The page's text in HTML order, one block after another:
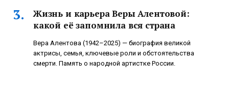
Жизнь и карьера Веры Алентовой:
какой её запомнила вся страна
Вера Алентова (1942–2025) — биография великой
актрисы, семья, ключевые роли и обстоятельства
смерти. Память о народной артистке России.